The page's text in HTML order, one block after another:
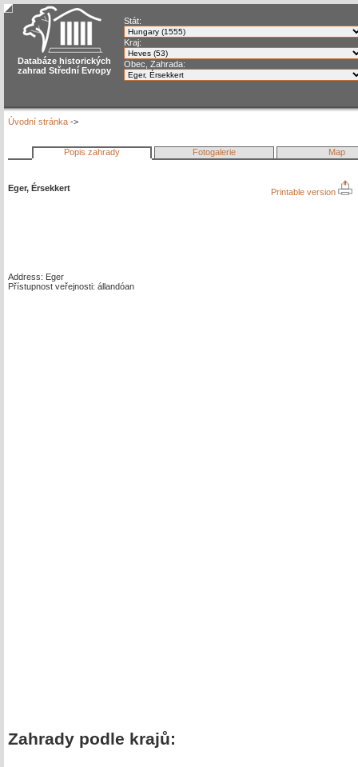
Databáze historických
zahrad Střední Evropy
Stát:
Kraj:
Obec, Zahrada:
Úvodní stránka ->
Popis zahrady Fotogalerie Map
Eger, Érsekkert Printable version
Address: Eger
Přístupnost veřejnosti: állandóan
Zahrady podle krajů: